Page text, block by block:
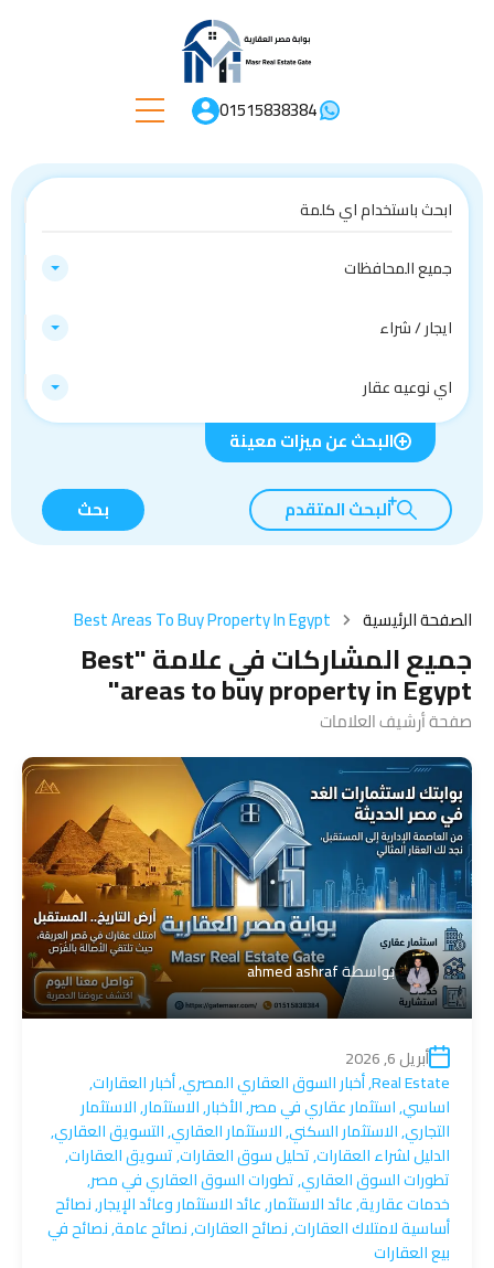
01515838384
جميع المحافظات
ايجار / شراء
اي نوعيه عقار
البحث عن ميزات معينة
البحث المتقدم بحث
الصفحة الرئيسية Best Areas To Buy Property In Egypt
جميع المشاركات في علامة "Best
areas to buy property in Egypt"
صفحة أرشيف العلامات
بواسطةahmed ashraf
أبريل 6, 2026
Real Estate
,أخبار السوق العقاري المصري,أخبار العقارات,
اساسي,استثمار عقاري في مصر,الأخبار,الاستثمار,الاستثمار
التجاري,الاستثمار السكني,الاستثمار العقاري,التسويق العقاري,
الدليل لشراء العقارات,تحليل سوق العقارات,تسويق العقارات,
تطورات السوق العقاري,تطورات السوق العقاري في مصر,
خدمات عقارية,عائد الاستثمار,عائد الاستثمار وعائد الإيجار,نصائح
أساسية لامتلاك العقارات,نصائح العقارات,نصائح عامة,نصائح في
بيع العقارات